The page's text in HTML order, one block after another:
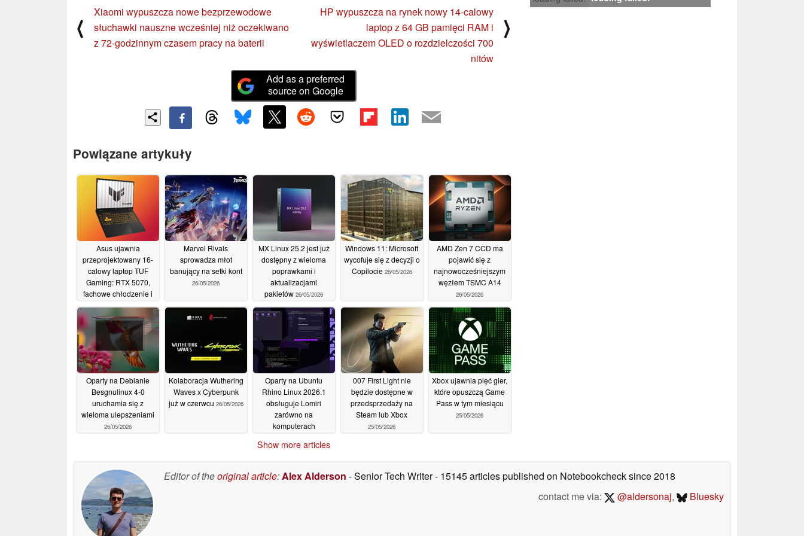
⟨
Xiaomi wypuszcza nowe bezprzewodowe
słuchawki nauszne wcześniej niż oczekiwano
z 72-godzinnym czasem pracy na baterii
HP wypuszcza na rynek nowy 14-calowy
laptop z 64 GB pamięci RAM i
wyświetlaczem OLED o rozdzielczości 700
nitów
⟩
Add as a preferred
source on Google
Powiązane artykuły
Asus ujawnia
przeprojektowany 16-
calowy laptop TUF
Gaming: RTX 5070,
fachowe chłodzenie i
02/06/2026
Marvel Rivals
sprowadza młot
banujący na setki kont
26/05/2026
MX Linux 25.2 jest już
dostępny z wieloma
poprawkami i
aktualizacjami
pakietów 26/05/2026
Windows 11: Microsoft
wycofuje się z decyzji o
Copilocie 26/05/2026
AMD Zen 7 CCD ma
pojawić się z
najnowocześniejszym
węzłem TSMC A14
26/05/2026
Oparty na Debianie
Besgnulinux 4-0
uruchamia się z
wieloma ulepszeniami
26/05/2026
Kolaboracja Wuthering
Waves x Cyberpunk
już w czerwcu 26/05/2026
Oparty na Ubuntu
Rhino Linux 2026.1
obsługuje Lomiri
zarówno na
komputerach
urządzeniach
007 First Light nie
będzie dostępne w
przedsprzedaży na
Steam lub Xbox
25/05/2026
Xbox ujawnia pięć gier,
które opuszczą Game
Pass w tym miesiącu
25/05/2026
Show more articles
Editor of theoriginal article:Alex Alderson - Senior Tech Writer- 15145 articles published on Notebookchecksince 2018
contact me via:
@aldersonaj, Bluesky